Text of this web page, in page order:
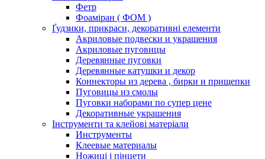
Фетр
Фоаміран ( ФОМ )
Ґудзики, прикраси, декоративні елементи
Акриловые подвески и украшения
Акриловые пуговицы
Деревянные пуговки
Деревянные катушки и декор
Коннекторы из дерева , бирки и прищепки
Пуговицы из смолы
Пуговки наборами по супер цене
Декоративные украшения
Інструменти та клейові матеріали
Инструменты
Клеевые материалы
Ножиці і пінцети